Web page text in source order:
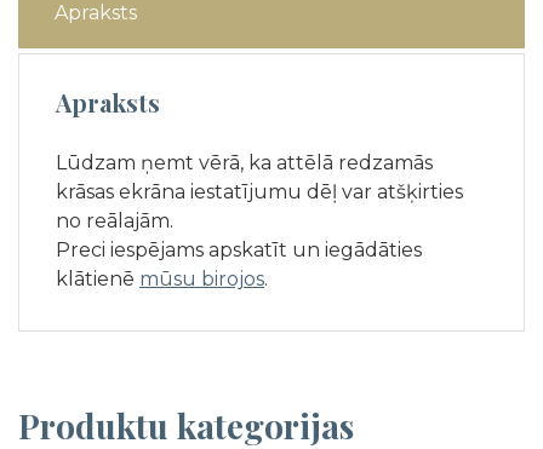
Apraksts
Apraksts
Lūdzam ņemt vērā, ka attēlā redzamās
krāsas ekrāna iestatījumu dēļ var atšķirties
no reālajām.
Preci iespējams apskatīt un iegādāties
klātienē mūsu birojos.
Produktu kategorijas